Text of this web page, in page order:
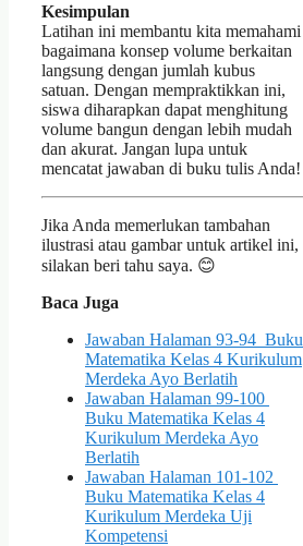
Kesimpulan
Latihan ini membantu kita memahami
bagaimana konsep volume berkaitan
langsung dengan jumlah kubus
satuan. Dengan mempraktikkan ini,
siswa diharapkan dapat menghitung
volume bangun dengan lebih mudah
dan akurat. Jangan lupa untuk
mencatat jawaban di buku tulis Anda!
Jika Anda memerlukan tambahan
ilustrasi atau gambar untuk artikel ini,
silakan beri tahu saya. 😊
Baca Juga
Jawaban Halaman 93-94 Buku
Matematika Kelas 4 Kurikulum
Merdeka Ayo Berlatih
Jawaban Halaman 99-100
Buku Matematika Kelas 4
Kurikulum Merdeka Ayo
Berlatih
Jawaban Halaman 101-102
Buku Matematika Kelas 4
Kurikulum Merdeka Uji
Kompetensi